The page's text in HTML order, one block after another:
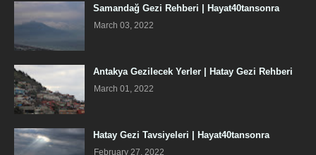
Samandağ Gezi Rehberi | Hayat40tansonra
March 03, 2022
Antakya Gezilecek Yerler | Hatay Gezi Rehberi
March 01, 2022
Hatay Gezi Tavsiyeleri | Hayat40tansonra
February 27, 2022